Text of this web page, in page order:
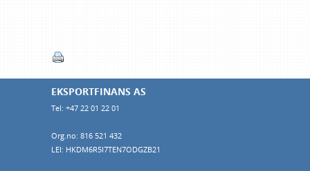
EKSPORTFINANS AS
Tel: +47 22 01 22 01
Org.no: 816 521 432
LEI: HKDM6R5I7TEN7ODGZB21